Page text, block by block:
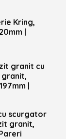
Kring,
|
granit cu
|
scurgator
granit,